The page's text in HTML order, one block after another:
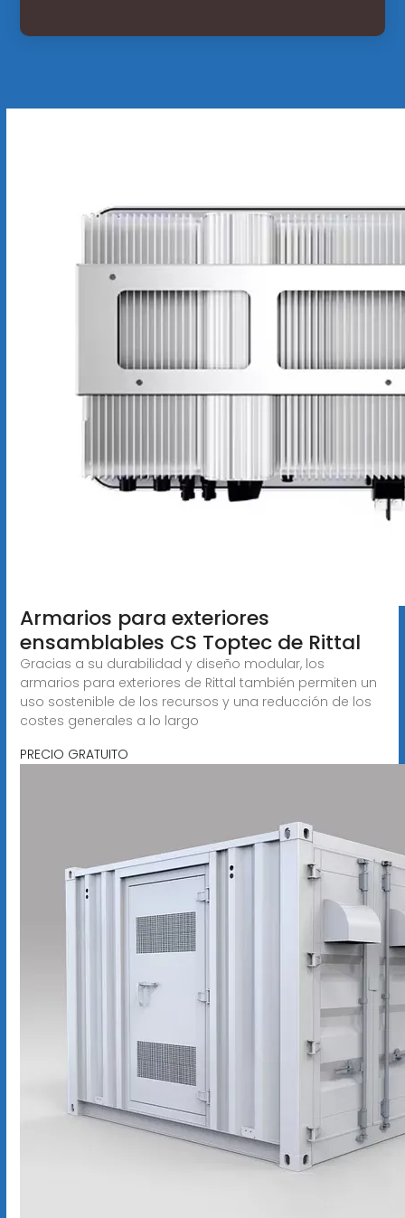
Armarios para exteriores
ensamblables CS Toptec de Rittal
Gracias a su durabilidad y diseño modular, los
armarios para exteriores de Rittal también permiten un
uso sostenible de los recursos y una reducción de los
costes generales a lo largo
PRECIO GRATUITO